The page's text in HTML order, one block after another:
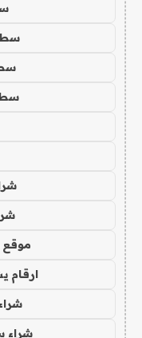
موقع
ارقام
شراء